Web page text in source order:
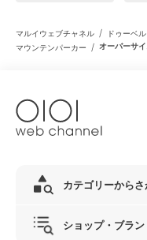
マルイウェブチャネル / ドゥーベル
マウンテンパーカー / オーバーサ
カテゴリーから
ショップ・ブラ